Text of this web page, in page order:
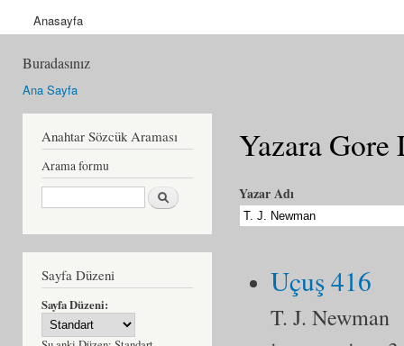
Anasayfa
Buradasınız
Ana Sayfa
Anahtar Sözcük Araması
Arama formu
Ara
Sayfa Düzeni
Sayfa Düzeni:
Yazara Gore
Yazar Adı
Uçuş 416
T. J. Newman